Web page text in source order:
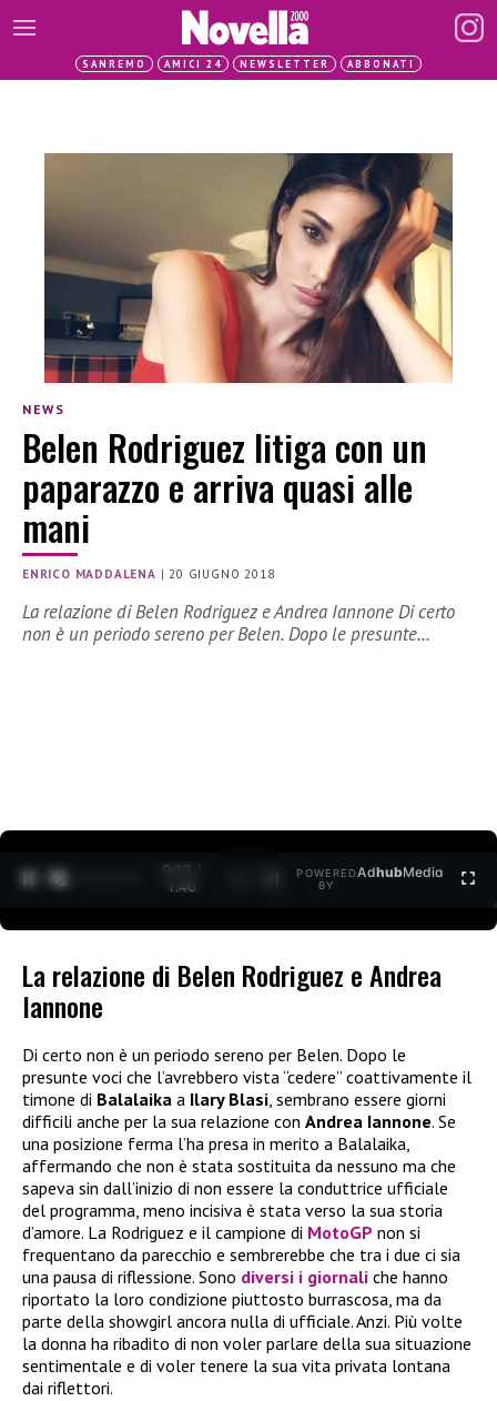
SANREMO AMICI 24 NEWSLETTER ABBONATI
NEWS
Belen Rodriguez litiga con un
paparazzo e arriva quasi alle
mani
ENRICO MADDALENA |20 GIUGNO 2018
La relazione di Belen Rodriguez e Andrea Iannone Di certo
non è un periodo sereno per Belen. Dopo le presunte…
0:12 /
1:40
POWERED
BY
AdhubMedia
La relazione di Belen Rodriguez e Andrea
Iannone
Di certo non è un periodo sereno per Belen. Dopo le
presunte voci che l’avrebbero vista “cedere” coattivamente il
timone di Balalaika a Ilary Blasi, sembrano essere giorni
difficili anche per la sua relazione con Andrea Iannone. Se
una posizione ferma l’ha presa in merito a Balalaika,
affermando che non è stata sostituita da nessuno ma che
sapeva sin dall’inizio di non essere la conduttrice ufficiale
del programma, meno incisiva è stata verso la sua storia
d’amore. La Rodriguez e il campione di MotoGP non si
frequentano da parecchio e sembrerebbe che tra i due ci sia
una pausa di riflessione. Sono diversi i giornali che hanno
riportato la loro condizione piuttosto burrascosa, ma da
parte della showgirl ancora nulla di ufficiale. Anzi. Più volte
la donna ha ribadito di non voler parlare della sua situazione
sentimentale e di voler tenere la sua vita privata lontana
dai riflettori.